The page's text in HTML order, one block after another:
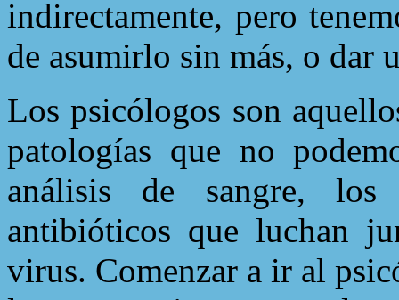
indirectamente, pero
de asumirlo sin más, o dar
Los psicólogos son
patologías que no
análisis de sangre,
antibióticos que luchan
virus. Comenzar a ir al